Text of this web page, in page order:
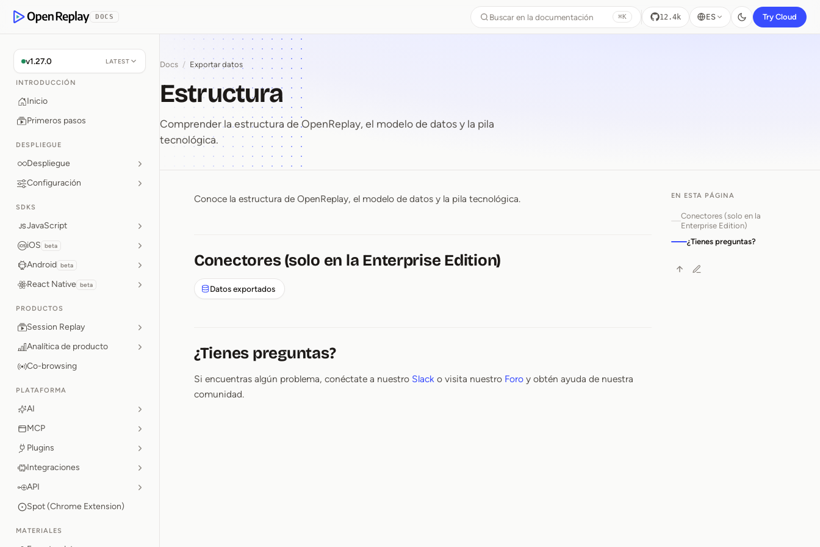
OpenReplay
DOCS Buscar en la documentación ⌘K 12.4k ES Try Cloud
v1.27.0 LATEST
INTRODUCCIÓN
Inicio
Primeros pasos
DESPLIEGUE
Despliegue
Configuración
SDKS
JavaScript
iOS beta
Android beta
React Native beta
PRODUCTOS
Session Replay
Analítica de producto
Co-browsing
PLATAFORMA
AI
MCP
Plugins
Integraciones
API
Spot (Chrome Extension)
MATERIALES
Docs / Exportar datos
Estructura
Comprender la estructura de OpenReplay, el modelo de datos y la pila
tecnológica.
Estructura
Conoce la estructura de OpenReplay, el modelo de datos y la pila tecnológica.
Conectores (solo en la Enterprise Edition)
Datos exportados
¿Tienes preguntas?
Si encuentras algún problema, conéctate a nuestro Slack o visita nuestro Foro y obtén ayuda de nuestra
comunidad.
EN ESTA PÁGINA
Conectores (solo en la
Enterprise Edition)
¿Tienes preguntas?